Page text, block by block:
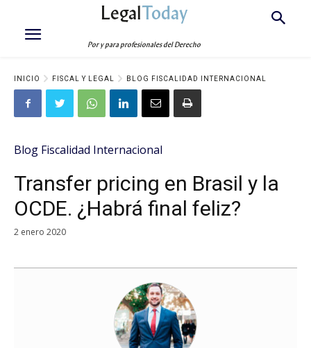
LegalToday
Por y para profesionales del Derecho
INICIO FISCAL Y LEGAL BLOG FISCALIDAD INTERNACIONAL
Blog Fiscalidad Internacional
Transfer pricing en Brasil y la
OCDE. ¿Habrá final feliz?
2 enero 2020